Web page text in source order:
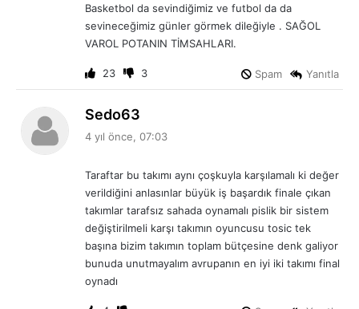
Basketbol da sevindiğimiz ve futbol da da
sevineceğimiz günler görmek dileğiyle . SAĞOL
VAROL POTANIN TİMSAHLARI.
23 3 Yanıtla
Spam
Sedo63
4 yıl önce, 07:03
Taraftar bu takımı aynı çoşkuyla karşılamalı ki değer
verildiğini anlasınlar büyük iş başardık finale çıkan
takımlar tarafsız sahada oynamalı pislik bir sistem
değiştirilmeli karşı takımın oyuncusu tosic tek
başına bizim takımın toplam bütçesine denk galiyor
bunuda unutmayalım avrupanın en iyi iki takımı final
oynadı